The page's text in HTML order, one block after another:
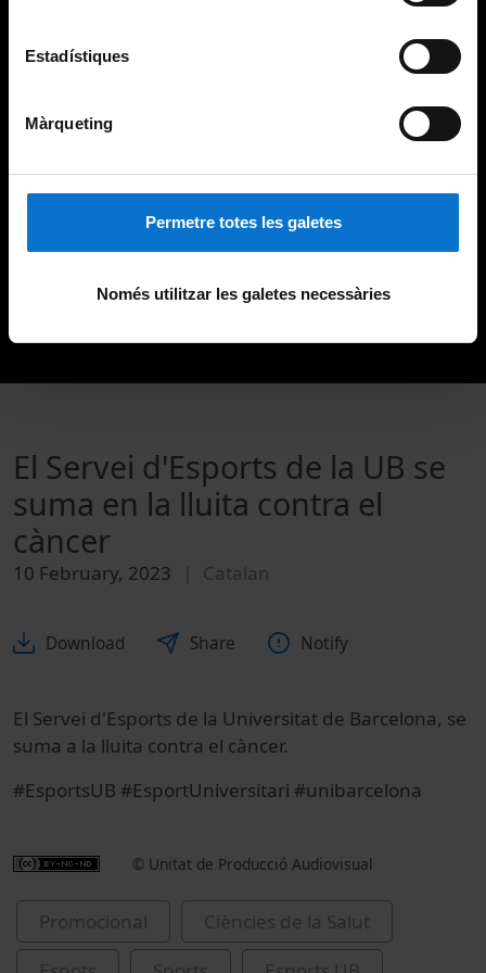
Estadístiques
Màrqueting
Permetre totes les galetes
Només utilitzar les galetes necessàries
El Servei d'Esports de la UB se
suma en la lluita contra el
càncer
10 February, 2023 Catalan
Download Share Notify
El Servei d'Esports de la Universitat de Barcelona, se
suma a la lluita contra el càncer.
#EsportsUB #EsportUniversitari #unibarcelona
© Unitat de Producció Audiovisual
Promocional
Ciències de la Salut